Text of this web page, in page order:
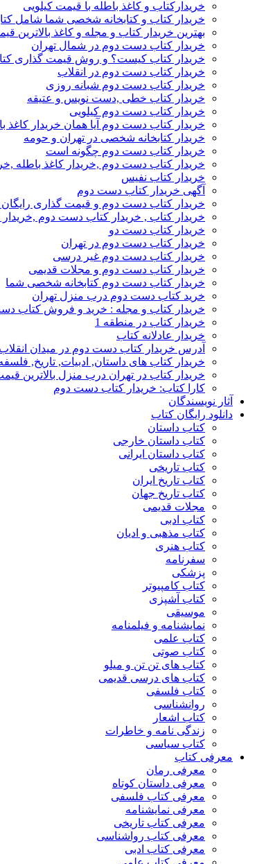
خریدارکتاب و کاغذ باطله با قیمت کیلویی
خریدار کتاب و کتابخانه شخصی شما شامل
بهترین خریدار کتاب و مجله و کاغذ بالاترین
خریدار کتاب دست دوم در شمال تهران
خریدار کتاب کیست؟ و روش قیمت گذاری
خریدار کتاب دست دوم در انقلاب
خریدار کتاب دست دوم شبانه روزی
خریدار کتاب خطی ,دست نویس و عتیقه
خریدار کتاب دست دوم کیلویی
خریدار کتاب دست دوم آیا همان خریدار کاغذ
خریدار کتابخانه شخصی در تهران و حومه
خریدار کتاب دست دوم چگونه است
خریدار کتاب دست دوم ,خریدار کاغذ باطله
خریدار کتاب نفیس
آگهی خریدار کتاب دست دوم
خریدار کتاب دست دوم و قیمت گذاری
خریدار کتاب , خریدار کتاب دست دوم ,خریدار
خریدار کتاب دست دو
خریدار کتاب دست دوم در تهران
خریدار کتاب دست دوم غیر درسی
خریدار کتاب دست دوم و مجلات قدیمی
خریدار کتاب دست دوم کتابخانه شخصی شما
خرید کتاب دست دوم درب منزل تهران
خریدار کتاب و مجله : خرید و فروش کتاب
خریدار کتاب در منطقه 1
خریدار عادلانه کتاب
آدرس خریدار کتاب دست دوم در میدان
خریدار کتاب های داستان, ادبیات, تاریخ,
خریدار کتاب در تهران درب منزل بالاترین
کارا کتاب: خریدار کتاب دست دوم
آثار نویسندگان
دانلود رایگان کتاب
کتاب داستان
کتاب داستان خارجی
کتاب داستان ایرانی
کتاب تاریخی
کتاب تاریخ ایران
کتاب تاریخ جهان
مجلات قدیمی
کتاب ادبی
کتاب مذهبی و ادیان
کتاب هنری
سفرنامه
پزشکی
کتاب کامپیوتر
کتاب آشپزی
موسیقی
نمایشنامه و فیلمنامه
کتاب علمی
کتاب صوتی
کتاب های تن تن و میلو
کتاب های درسی قدیمی
کتاب فلسفی
روانشناسی
کتاب اشعار
زندگی نامه و خاطرات
کتاب سیاسی
معرفی کتاب
معرفی رمان
معرفی داستان کوتاه
معرفی کتاب فلسفی
معرفی نمایشنامه
معرفی کتاب تاریخی
معرفی کتاب رواشناسی
معرفی کتاب ادبی